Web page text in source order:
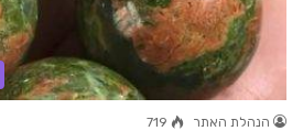
הנהלת האתר 719